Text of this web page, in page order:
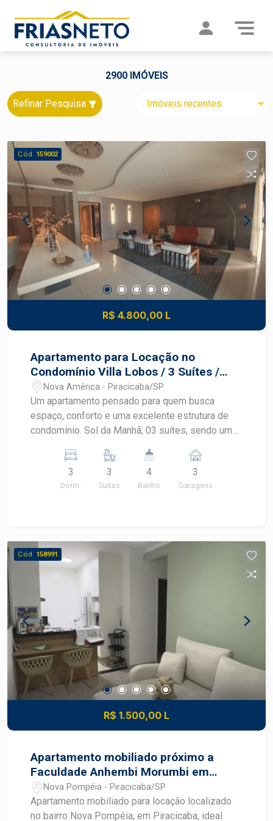
2900 IMÓVEIS
Refinar Pesquisa
Cód. 159002
R$ 4.800,00 L
Apartamento para Locação no
Condomínio Villa Lobos / 3 Suítes /
Varanga Gourmet
Nova América - Piracicaba/SP
Um apartamento pensado para quem busca
espaço, conforto e uma excelente estrutura de
condomínio. Sol da Manhã; 03 suítes, sendo uma
móvel planejado, muita luminosidade natural e ar
condicionado; Ampla sacada gourmet, perfeita
super completa; Portaria 24 horas Se você
procura um apartamento espaçoso, elegante e
completo que reúne qualidade de vida para toda a
família, vale a pena conhecer este imóvel! Fale
com um corretor especialista Frias Neto!
3
Dorm.
3
Suítes
4
Banho
3
Garagens
Cód. 158991
R$ 1.500,00 L
Apartamento mobiliado próximo a
Faculdade Anhembi Morumbi em
Piracicaba
Nova Pompéia - Piracicaba/SP
Apartamento mobiliado para locação localizado
no bairro Nova Pompéia, em Piracicaba, ideal